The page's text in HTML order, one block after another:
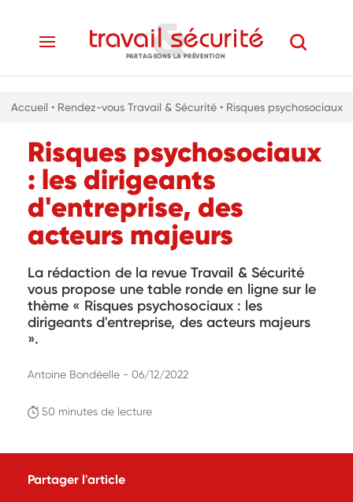
PARTAGEONS LA PRÉVENTION
Accueil • Rendez-vous Travail & Sécurité • Risques psychosociaux
Risques psychosociaux
: les dirigeants
d'entreprise, des
acteurs majeurs
La rédaction de la revue Travail & Sécurité
vous propose une table ronde en ligne sur le
thème « Risques psychosociaux : les
dirigeants d'entreprise, des acteurs majeurs
».
Antoine Bondéelle - 06/12/2022
50 minutes de lecture
Partager l'article